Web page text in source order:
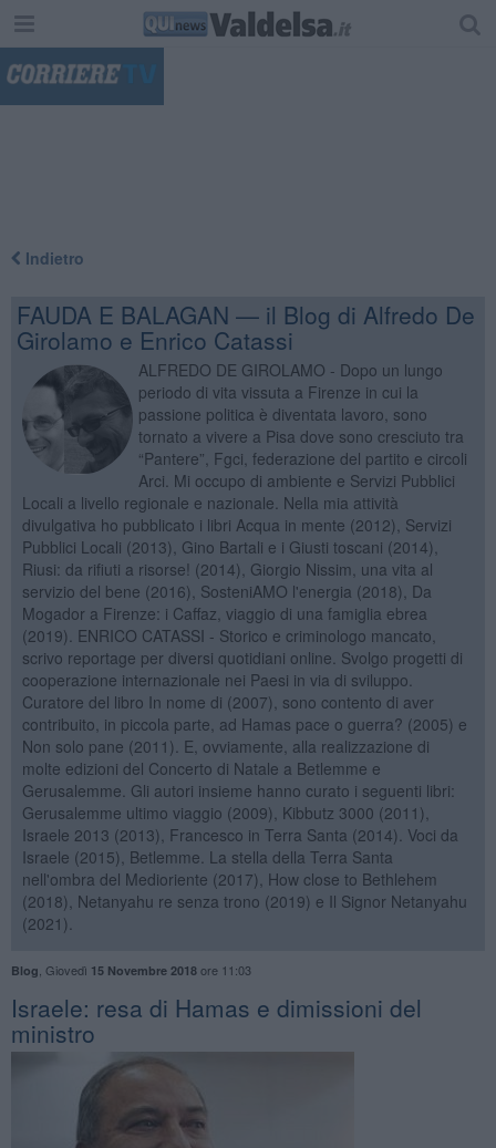
Indietro
FAUDA E BALAGAN — il Blog di Alfredo De
Girolamo e Enrico Catassi
ALFREDO DE GIROLAMO - Dopo un lungo
periodo di vita vissuta a Firenze in cui la
passione politica è diventata lavoro, sono
tornato a vivere a Pisa dove sono cresciuto tra
“Pantere”, Fgci, federazione del partito e circoli
Arci. Mi occupo di ambiente e Servizi Pubblici
Locali a livello regionale e nazionale. Nella mia attività
divulgativa ho pubblicato i libri Acqua in mente (2012), Servizi
Pubblici Locali (2013), Gino Bartali e i Giusti toscani (2014),
Riusi: da rifiuti a risorse! (2014), Giorgio Nissim, una vita al
servizio del bene (2016), SosteniAMO l'energia (2018), Da
Mogador a Firenze: i Caffaz, viaggio di una famiglia ebrea
(2019). ENRICO CATASSI - Storico e criminologo mancato,
scrivo reportage per diversi quotidiani online. Svolgo progetti di
cooperazione internazionale nei Paesi in via di sviluppo.
Curatore del libro In nome di (2007), sono contento di aver
contribuito, in piccola parte, ad Hamas pace o guerra? (2005) e
Non solo pane (2011). E, ovviamente, alla realizzazione di
molte edizioni del Concerto di Natale a Betlemme e
Gerusalemme. Gli autori insieme hanno curato i seguenti libri:
Gerusalemme ultimo viaggio (2009), Kibbutz 3000 (2011),
Israele 2013 (2013), Francesco in Terra Santa (2014). Voci da
Israele (2015), Betlemme. La stella della Terra Santa
nell'ombra del Medioriente (2017), How close to Bethlehem
(2018), Netanyahu re senza trono (2019) e Il Signor Netanyahu
(2021).
Blog Giovedì 15 Novembre 2018ore 11:03
Israele: resa di Hamas e dimissioni del
ministro